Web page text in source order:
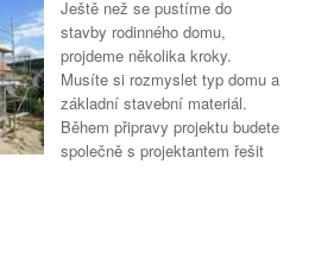
Ještě než se pustíme do
stavby rodinného domu,
projdeme několika kroky.
Musíte si rozmyslet typ domu a
základní stavební materiál.
Během připravy projektu budete
společně s projektantem řešit